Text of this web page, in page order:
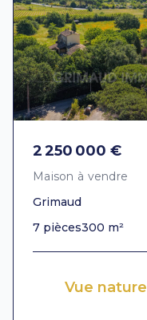
2 250 000 €
Maison à vendre
Grimaud
7 pièces300 m²
Vue nature